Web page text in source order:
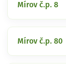
Mírov č.p. 8
Mírov č.p. 80